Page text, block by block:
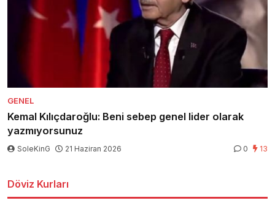
GENEL
Kemal Kılıçdaroğlu: Beni sebep genel lider olarak
yazmıyorsunuz
SoleKinG 21 Haziran 2026 0 13
Döviz Kurları